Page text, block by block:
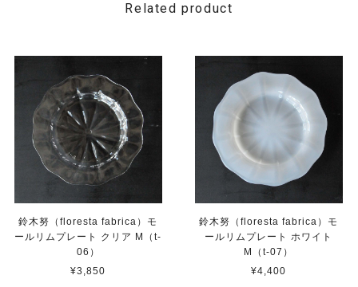
Related product
鈴木努（floresta fabrica）モ
ールリムプレート クリア M（t-
06）
¥3,850
鈴木努（floresta fabrica）モ
ールリムプレート ホワイト
M（t-07）
¥4,400